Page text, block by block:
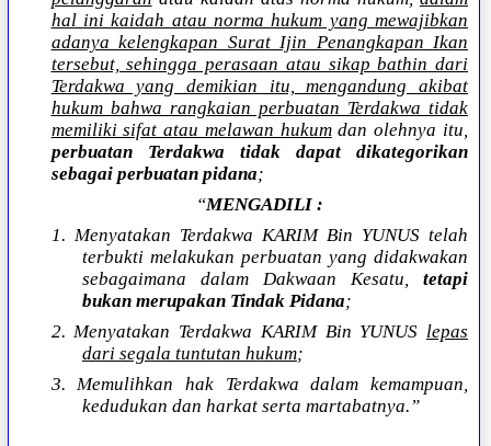
hal ini kaidah atau norma hukum yang mewajibkan
adanya kelengkapan Surat Ijin Penangkapan Ikan
tersebut, sehingga perasaan atau sikap bathin dari
Terdakwa yang demikian itu, mengandung akibat
hukum bahwa rangkaian perbuatan Terdakwa tidak
memiliki sifat atau melawan hukumdan olehnya itu,
perbuatan Terdakwa tidak dapat dikategorikan
sebagai perbuatan pidana;
“MENGADILI :
1. Menyatakan Terdakwa KARIM Bin YUNUS telah
terbukti melakukan perbuatan yang didakwakan
sebagaimana dalam Dakwaan Kesatu, tetapi
bukan merupakan Tindak Pidana;
2. Menyatakan Terdakwa KARIM Bin YUNUS lepas
dari segala tuntutan hukum;
3. Memulihkan hak Terdakwa dalam kemampuan,
kedudukan dan harkat serta martabatnya.”